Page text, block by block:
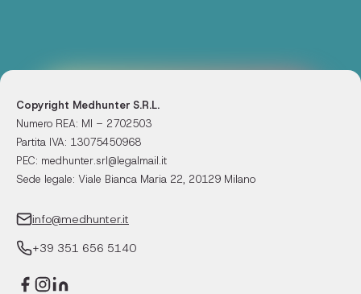
Copyright Medhunter S.R.L.
Numero REA: MI – 2702503
Partita IVA: 13075450968
PEC: medhunter.srl@legalmail.it
Sede legale: Viale Bianca Maria 22, 20129 Milano
info@medhunter.it
+39 351 656 5140